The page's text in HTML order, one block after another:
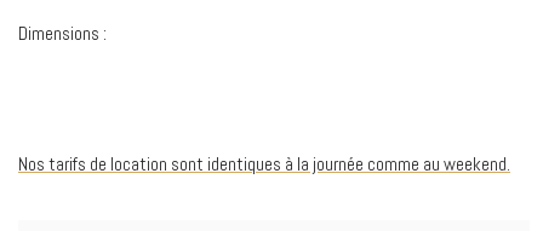
Dimensions :
Nos tarifs de location sont identiques à la journée comme au weekend.